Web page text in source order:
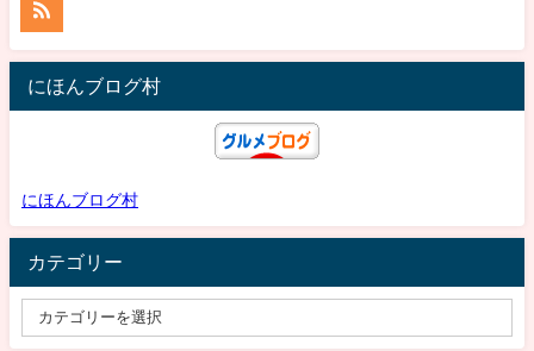
にほんブログ村
にほんブログ村
カテゴリー